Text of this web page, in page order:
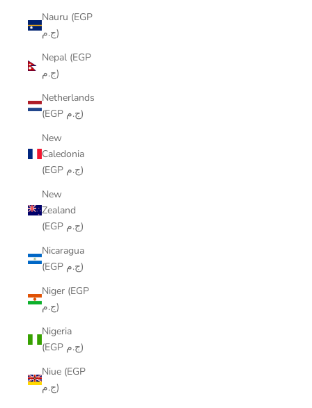
Nauru (EGP
ج.م)
Nepal (EGP
ج.م)
Netherlands
(EGP ج.م)
New
Caledonia
(EGP ج.م)
New
Zealand
(EGP ج.م)
Nicaragua
(EGP ج.م)
Niger (EGP
ج.م)
Nigeria
(EGP ج.م)
Niue (EGP
ج.م)